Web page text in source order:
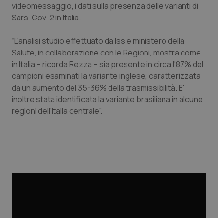
Calabria
Emilia-Romagna
Friuli Venezia Giulia
Lazio
Asma & BPCO
Colesterolo & coronaropatie
Dermatite Atopica
Diabete & glucometri
videomessaggio, i dati sulla presenza delle varianti di
Sars-Cov-2 in Italia.
“L'analisi studio effettuato da Iss e ministero della
Salute, in collaborazione con le Regioni, mostra come
in Italia – ricorda Rezza – sia presente in circa l'87% del
campioni esaminati la variante inglese, caratterizzata
da un aumento del 35-36% della trasmissibilità. E'
inoltre stata identificata la variante brasiliana in alcune
regioni dell'Italia centrale”.